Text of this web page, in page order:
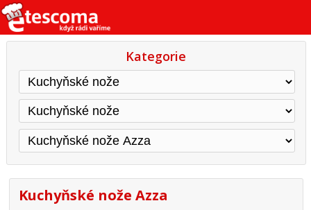
Kategorie
Kuchyňské nože Azza